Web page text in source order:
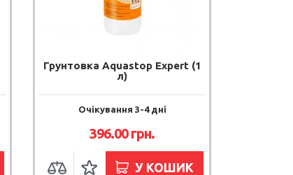
Грунтовка Aquastop Expert (1
л)
Очікування 3-4 дні
396.00 грн.
У КОШИК